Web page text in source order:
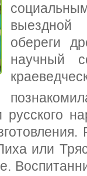
обереги
научный
или